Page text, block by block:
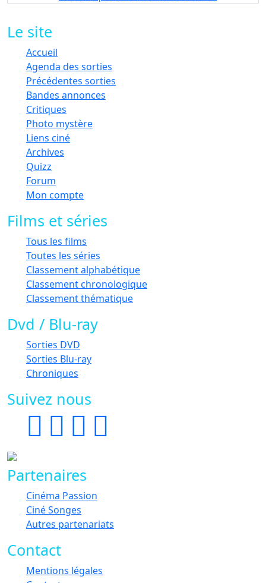
Le site
Accueil
Agenda des sorties
Précédentes sorties
Bandes annonces
Critiques
Photo mystère
Liens ciné
Archives
Quizz
Forum
Mon compte
Films et séries
Tous les films
Toutes les séries
Classement alphabétique
Classement chronologique
Classement thématique
Dvd / Blu-ray
Sorties DVD
Sorties Blu-ray
Chroniques
Suivez nous
Partenaires
Cinéma Passion
Ciné Songes
Autres partenariats
Contact
Mentions légales